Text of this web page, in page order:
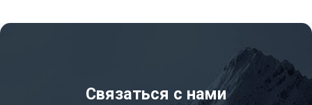
Связаться с нами